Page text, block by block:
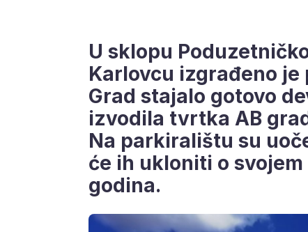
U sklopu
Karlovcu izgrađeno
Grad stajalo gotovo
izvodila tvrtka AB
Na parkiralištu su
će ih ukloniti o
godina.